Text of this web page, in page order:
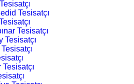
Tesisatçı
Tesisatçı
Tesisatçı